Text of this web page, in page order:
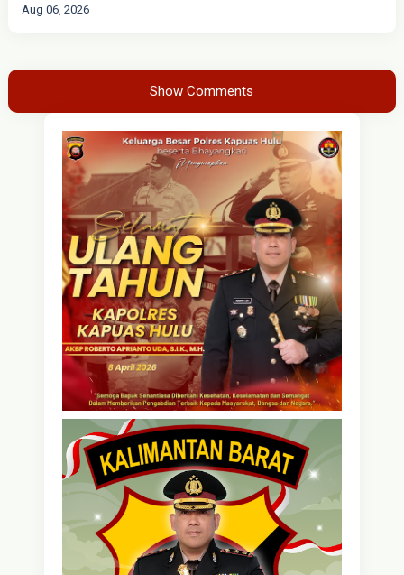
Aug 06, 2026
Show Comments